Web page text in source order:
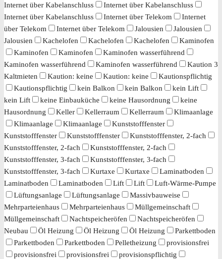
Internet über Kabelanschluss
Internet über Kabelanschluss
Internet über Kabelanschluss
Internet über Telekom
Internet
über Telekom
Internet über Telekom Jalousien
Jalousien
Jalousien
Kachelofen Kachelofen Kachelofen
Kaminofen
Kaminofen
Kaminofen
Kaminofen wasserführend
Kaminofen wasserführend
Kaminofen wasserführend
Kaution 3
Kaltmieten
Kaution: keine Kaution: keine
Kautionspflichtig
Kautionspflichtig
kein Balkon kein Balkon
kein Lift
kein Lift
keine Einbauküche keine Hausordnung
keine
Hausordnung
Keller Kellerraum Kellerraum
Klimaanlage
Klimaanlage
Klimaanlage
Kunststofffenster
Kunststofffenster
Kunststofffenster
Kunststofffenster, 2-fach
Kunststofffenster, 2-fach
Kunststofffenster, 2-fach
Kunststofffenster, 3-fach
Kunststofffenster, 3-fach
Kunststofffenster, 3-fach
Kurtaxe Kurtaxe
Laminatboden
Laminatboden
Laminatboden Lift Lift
Luft-Wärme-Pumpe
Lüftungsanlage
Lüftungsanlage
Massivbauweise
Mehrparteienhaus
Mehrparteienhaus
Müllgemeinschaft
Müllgemeinschaft
Nachtspeicheröfen
Nachtspeicheröfen
Neubau
Öl Heizung Öl Heizung Öl Heizung
Parkettboden
Parkettboden
Parkettboden Pelletheizung
provisionsfrei
provisionsfrei
provisionsfrei
provisionspflichtig